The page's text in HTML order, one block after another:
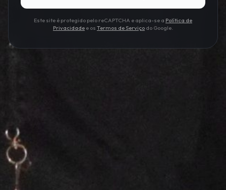
Este site é protegido pelo reCAPTCHA e aplica-se a Política de
Privacidade e os Termos de Serviço do Google.